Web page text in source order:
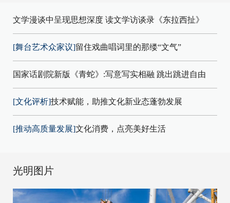
文学漫谈中呈现思想深度 读文学访谈录《东拉西扯》
[舞台艺术众家议]留住戏曲唱词里的那缕“文气”
国家话剧院新版《青蛇》:写意写实相融 跳出跳进自由
[文化评析]技术赋能，助推文化新业态蓬勃发展
[推动高质量发展]文化消费，点亮美好生活
光明图片